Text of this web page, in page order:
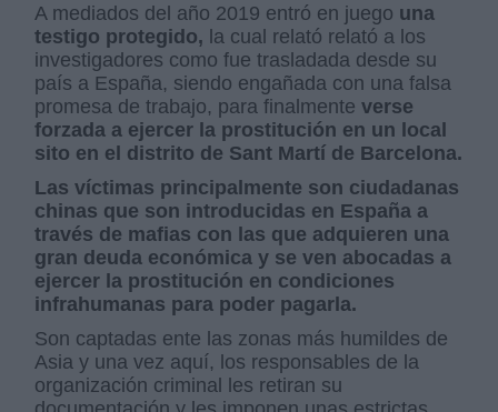
A mediados del año 2019 entró en juego una
testigo protegido, la cual relató relató a los
investigadores como fue trasladada desde su
país a España, siendo engañada con una falsa
promesa de trabajo, para finalmenteverse
forzada a ejercer la prostitución en un local
sito en el distrito de Sant Martí de Barcelona.
Las víctimas principalmente son ciudadanas
chinas que son introducidas en España a
través de mafias con las que adquieren una
gran deuda económica y se ven abocadas a
ejercer la prostitución en condiciones
infrahumanas para poder pagarla.
Son captadas ente las zonas más humildes de
Asia y una vez aquí, los responsables de la
organización criminal les retiran su